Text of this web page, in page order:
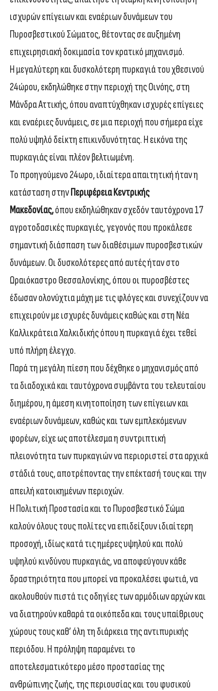
ισχυρών επίγειων και εναέριων δυνάμεων του
Πυροσβεστικού Σώματος, θέτοντας σε αυξημένη
επιχειρησιακή δοκιμασία τον κρατικό μηχανισμό.
Η μεγαλύτερη και δυσκολότερη πυρκαγιά του χθεσινού
24ώρου, εκδηλώθηκε στην περιοχή της Οινόης, στη
Μάνδρα Αττικής, όπου αναπτύχθηκαν ισχυρές επίγειες
και εναέριες δυνάμεις, σε μια περιοχή που σήμερα είχε
πολύ υψηλό δείκτη επικινδυνότητας. Η εικόνα της
πυρκαγιάς είναι πλέον βελτιωμένη.
Το προηγούμενο 24ωρο, ιδιαίτερα απαιτητική ήταν η
κατάσταση στηνΠεριφέρεια Κεντρικής
Μακεδονίας,όπου εκδηλώθηκαν σχεδόν ταυτόχρονα 17
αγροτοδασικές πυρκαγιές, γεγονός που προκάλεσε
σημαντική διάσπαση των διαθέσιμων πυροσβεστικών
δυνάμεων. Οι δυσκολότερες από αυτές ήταν στο
Ωραιόκαστρο Θεσσαλονίκης, όπου οι πυροσβέστες
έδωσαν ολονύχτια μάχη με τις φλόγες και συνεχίζουν να
επιχειρούν με ισχυρές δυνάμεις καθώς και στη Νέα
Καλλικράτεια Χαλκιδικής όπου η πυρκαγιά έχει τεθεί
υπό πλήρη έλεγχο.
Παρά τη μεγάλη πίεση που δέχθηκε ο μηχανισμός από
τα διαδοχικά και ταυτόχρονα συμβάντα του τελευταίου
διημέρου, η άμεση κινητοποίηση των επίγειων και
εναέριων δυνάμεων, καθώς και των εμπλεκόμενων
φορέων, είχε ως αποτέλεσμα η συντριπτική
πλειονότητα των πυρκαγιών να περιοριστεί στα αρχικά
στάδιά τους, αποτρέποντας την επέκτασή τους και την
απειλή κατοικημένων περιοχών.
Η Πολιτική Προστασία και το Πυροσβεστικό Σώμα
καλούν όλους τους πολίτες να επιδείξουν ιδιαίτερη
προσοχή, ιδίως κατά τις ημέρες υψηλού και πολύ
υψηλού κινδύνου πυρκαγιάς, να αποφεύγουν κάθε
δραστηριότητα που μπορεί να προκαλέσει φωτιά, να
ακολουθούν πιστά τις οδηγίες των αρμόδιων αρχών και
να διατηρούν καθαρά τα οικόπεδα και τους υπαίθριους
χώρους τους καθ’ όλη τη διάρκεια της αντιπυρικής
περιόδου. Η πρόληψη παραμένει το
αποτελεσματικότερο μέσο προστασίας της
ανθρώπινης ζωής, της περιουσίας και του φυσικού